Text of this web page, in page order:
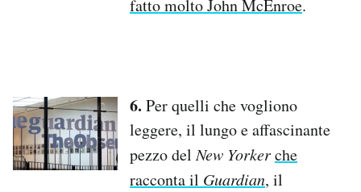
fatto molto John McEnroe.
6. Per quelli che vogliono
leggere, il lungo e affascinante
pezzo delNew Yorkerche
racconta il Guardian, il